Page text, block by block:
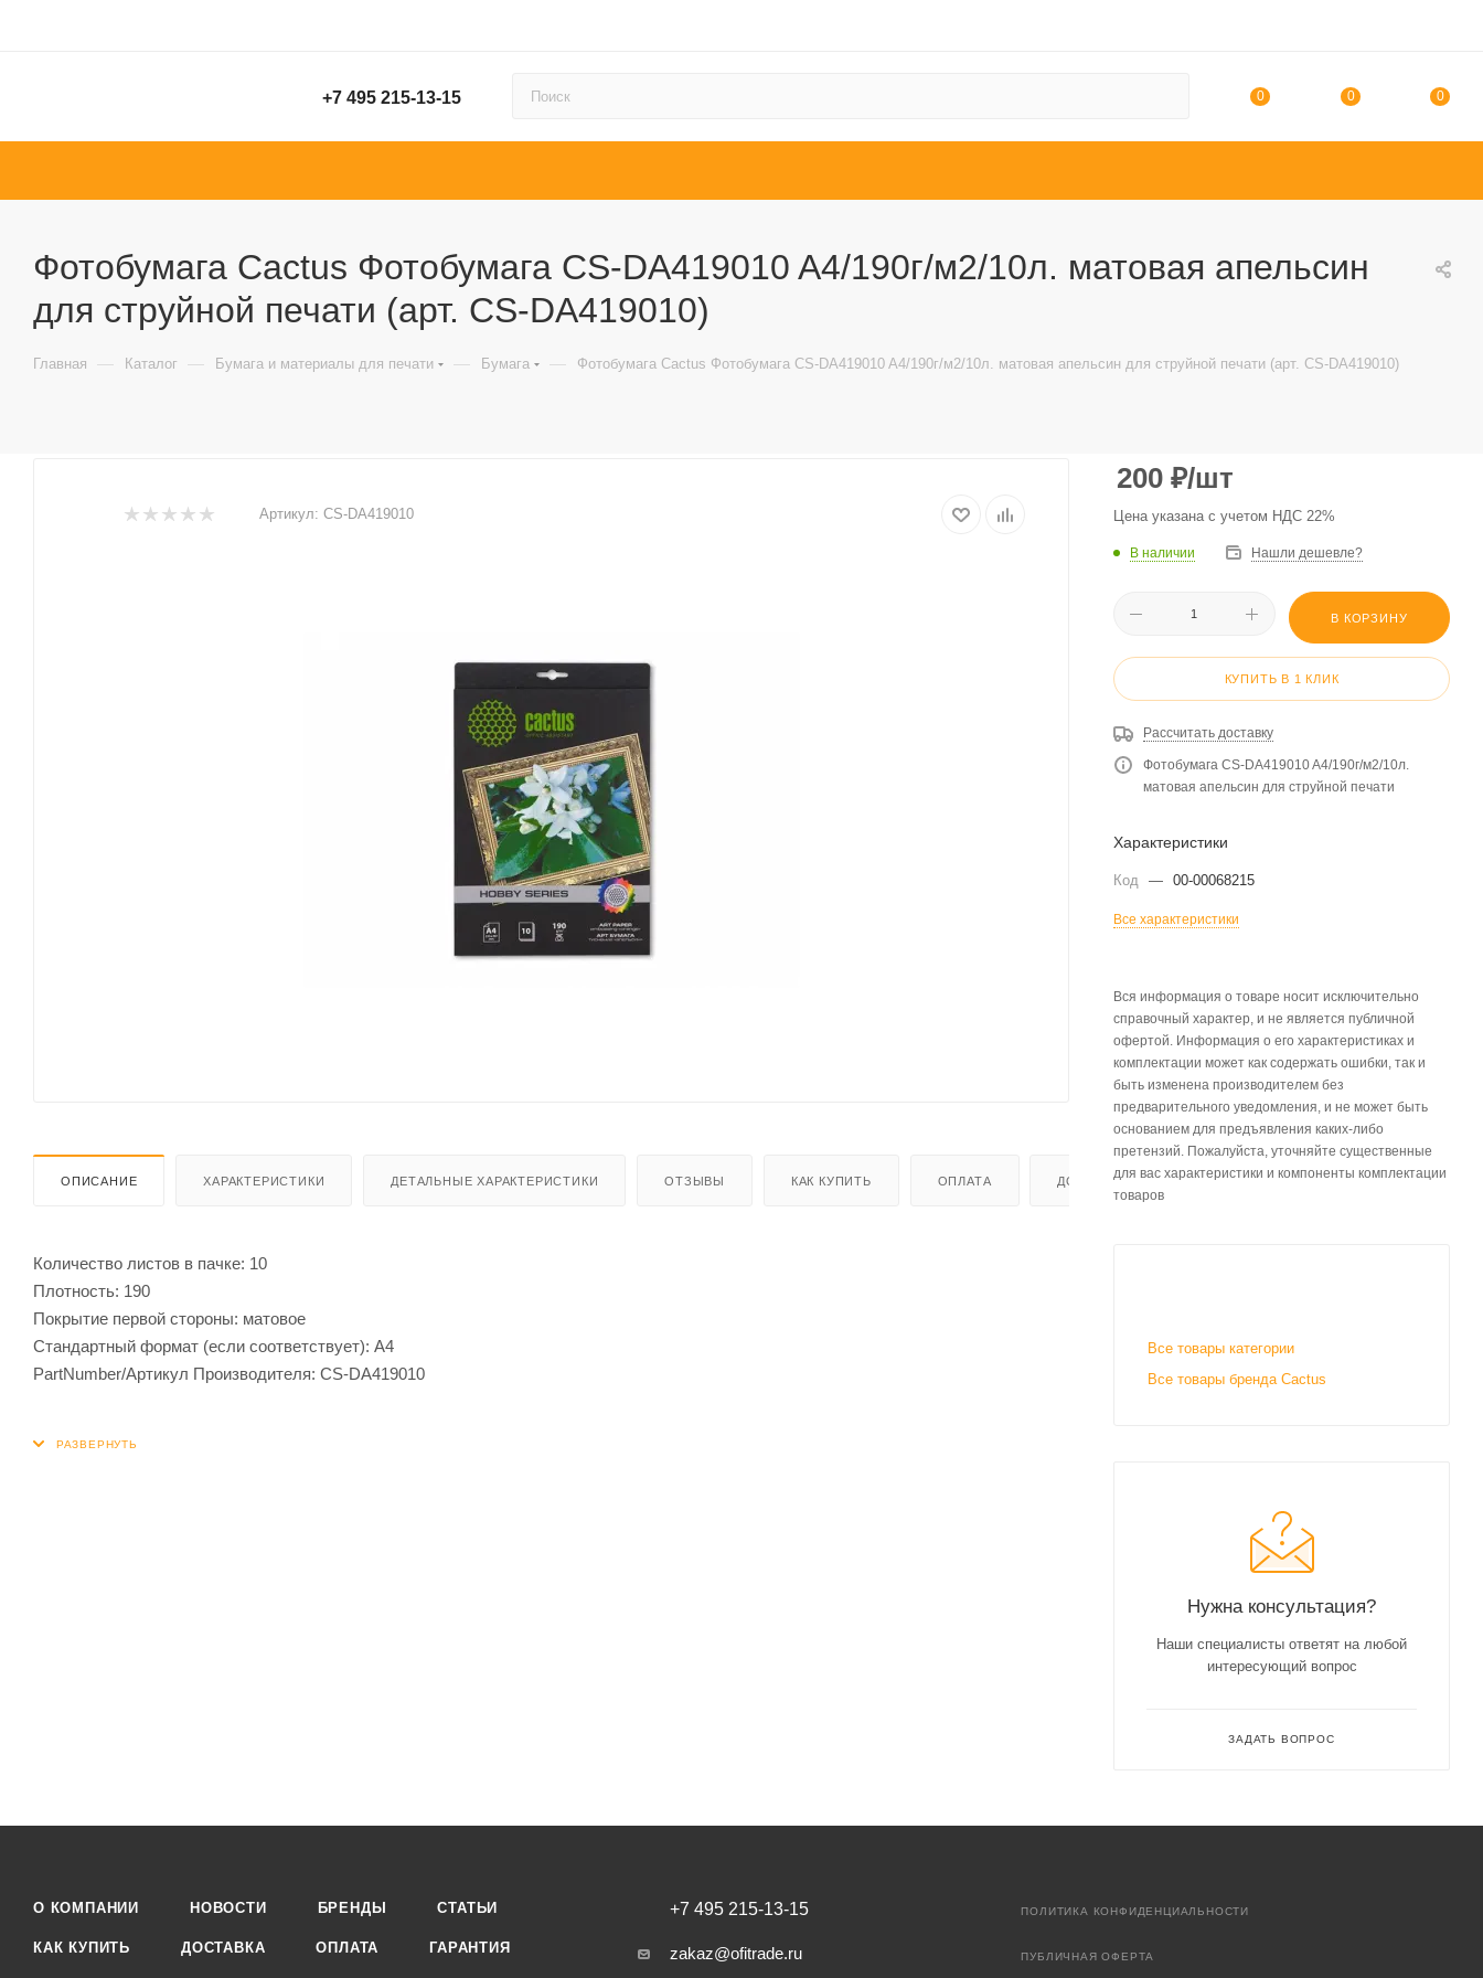
+7 495 215-13-15 0 0 0
Фотобумага Cactus Фотобумага CS-DA419010 A4/190г/м2/10л. матовая апельсин
для струйной печати (арт. CS-DA419010)
Главная — Каталог — Бумага и материалы для печати — Бумага — Фотобумага Cactus Фотобумага CS-DA419010 A4/190г/м2/10л. матовая апельсин для струйной печати (арт. CS-DA419010)
Артикул: CS-DA419010
ОПИСАНИЕ ХАРАКТЕРИСТИКИ ДЕТАЛЬНЫЕ ХАРАКТЕРИСТИКИ ОТЗЫВЫ КАК КУПИТЬ ОПЛАТА ДОСТАВКА
Количество листов в пачке: 10
Плотность: 190
Покрытие первой стороны: матовое
Стандартный формат (если соответствует): A4
PartNumber/Артикул Производителя: CS-DA419010
200 ₽/шт
Цена указана с учетом НДС 22%
В наличии Нашли дешевле?
В КОРЗИНУ
КУПИТЬ В 1 КЛИК
Рассчитать доставку
Фотобумага CS-DA419010 A4/190г/м2/10л.
матовая апельсин для струйной печати
Характеристики
Код — 00-00068215
Все характеристики
Вся информация о товаре носит исключительно
справочный характер, и не является публичной
офертой. Информация о его характеристиках и
комплектации может как содержать ошибки, так и
быть изменена производителем без
предварительного уведомления, и не может быть
основанием для предъявления каких-либо
претензий. Пожалуйста, уточняйте существенные
для вас характеристики и компоненты комплектации
товаров
Все товары категории
Все товары бренда Cactus
Нужна консультация?
Наши специалисты ответят на любой
интересующий вопрос
ЗАДАТЬ ВОПРОС
О КОМПАНИИ НОВОСТИ БРЕНДЫ СТАТЬИ
КАК КУПИТЬ ДОСТАВКА ОПЛАТА ГАРАНТИЯ
+7 495 215-13-15
zakaz@ofitrade.ru
ПОЛИТИКА КОНФИДЕНЦИАЛЬНОСТИ
ПУБЛИЧНАЯ ОФЕРТА